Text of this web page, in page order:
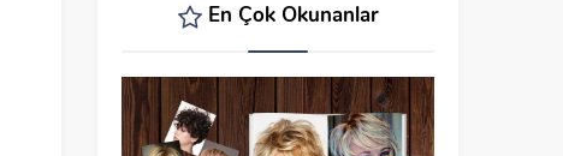
En Çok Okunanlar